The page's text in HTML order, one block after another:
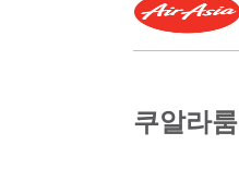
쿠알라